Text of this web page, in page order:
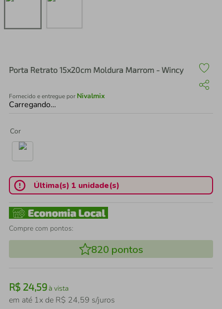
Porta Retrato 15x20cm Moldura Marrom - Wincy
Fornecido e entregue por Nivalmix
Carregando…
Cor
Última(s) 1 unidade(s)
Compre com pontos:
820 pontos
R$ 24,59à vista
em até 1x de R$ 24,59 s/juros